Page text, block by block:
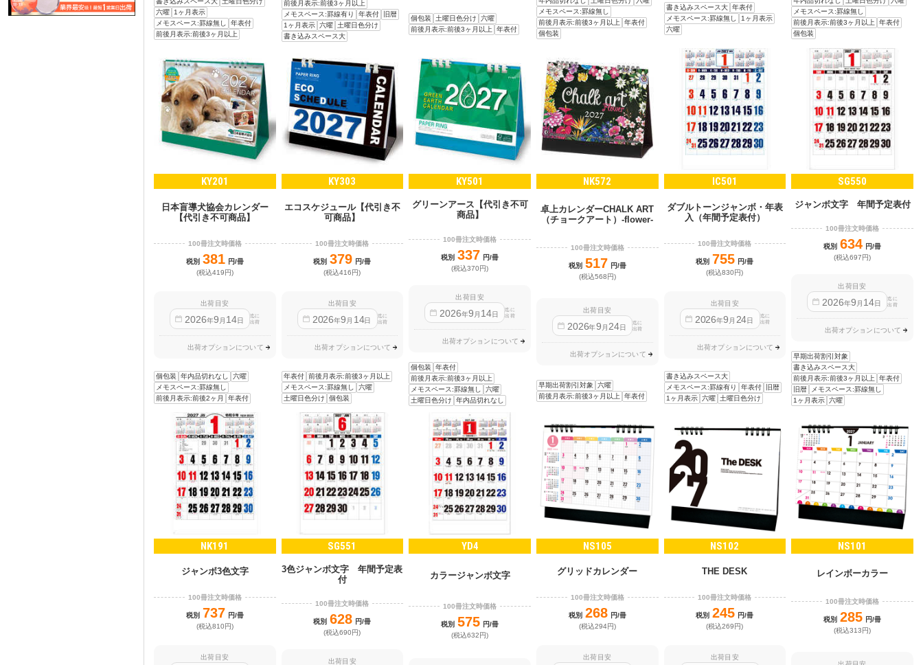
六曜
1ヶ月表示
メモスペース:罫線無し
年表付
前後月表示:前後3ヶ月以上
前後月表示:前後3ヶ月以上
メモスペース:罫線有り
年表付
旧暦
1ヶ月表示 六曜
土曜日色分け
書き込みスペース大
個包装 土曜日色分け
六曜
前後月表示:前後3ヶ月以上
年表付
メモスペース:罫線無し
前後月表示:前後3ヶ月以上 年表付
個包装
書き込みスペース大 年表付
メモスペース:罫線無し
1ヶ月表示
六曜
メモスペース:罫線無し
前後月表示:前後3ヶ月以上 年表付
個包装
KY201
日本盲導犬協会カレンダー
【代引き不可商品】
100冊注文時価格
税別 381 円/冊
(税込419円)
出荷目安
2026年9 月 14日
迄に
出荷
出荷オプションについて
個包装 年内品切れなし
六曜
メモスペース:罫線無し
前後月表示:前後2ヶ月
年表付
KY303
エコスケジュール【代引き不
可商品】
100冊注文時価格
税別 379 円/冊
(税込416円)
出荷目安
2026年9 月 14日
迄に
出荷
出荷オプションについて
年表付 前後月表示:前後3ヶ月以上
メモスペース:罫線無し
六曜
土曜日色分け
個包装
KY501
グリーンアース【代引き不可
商品】
100冊注文時価格
税別 337 円/冊
(税込370円)
出荷目安
2026年9 月 14日
迄に
出荷
出荷オプションについて
個包装
年表付
前後月表示:前後3ヶ月以上
メモスペース:罫線無し
六曜
土曜日色分け
年内品切れなし
NK572
卓上カレンダーCHALK ART
（チョークアート）-flower-
100冊注文時価格
税別 517 円/冊
(税込568円)
出荷目安
2026年9 月 24日
迄に
出荷
出荷オプションについて
早期出荷割引対象
六曜
前後月表示:前後3ヶ月以上
年表付
IC501
ダブルトーンジャンボ・年表
入（年間予定表付）
100冊注文時価格
税別 755 円/冊
(税込830円)
出荷目安
2026年9 月 24日
迄に
出荷
出荷オプションについて
書き込みスペース大
メモスペース:罫線有り
年表付
旧暦
1ヶ月表示 六曜 土曜日色分け
SG550
ジャンボ文字 年間予定表付
100冊注文時価格
税別 634 円/冊
(税込697円)
出荷目安
2026年9 月 14日
迄に
出荷
出荷オプションについて
早期出荷割引対象
書き込みスペース大
前後月表示:前後3ヶ月以上 年表付
旧暦
メモスペース:罫線無し
1ヶ月表示 六曜
NK191
ジャンボ3色文字
100冊注文時価格
税別 737 円/冊
(税込810円)
出荷目安
SG551
3色ジャンボ文字 年間予定表
付
100冊注文時価格
税別 628 円/冊
(税込690円)
出荷目安
YD4
カラージャンボ文字
100冊注文時価格
税別 575 円/冊
(税込632円)
NS105
グリッドカレンダー
100冊注文時価格
税別 268 円/冊
(税込294円)
出荷目安
NS102
THE DESK
100冊注文時価格
税別 245 円/冊
(税込269円)
出荷目安
NS101
レインボーカラー
100冊注文時価格
税別 285 円/冊
(税込313円)